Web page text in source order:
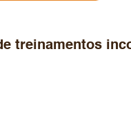
treinamentos